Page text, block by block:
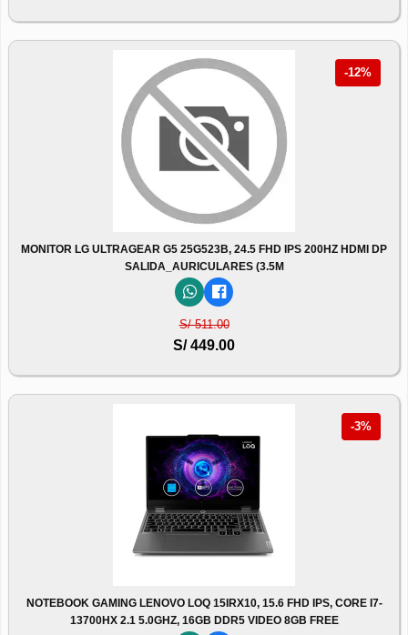
-12%
MONITOR LG ULTRAGEAR G5 25G523B, 24.5 FHD IPS 200HZ HDMI DP
SALIDA_AURICULARES (3.5M
S/ 511.00
S/ 449.00
-3%
NOTEBOOK GAMING LENOVO LOQ 15IRX10, 15.6 FHD IPS, CORE I7-
13700HX 2.1 5.0GHZ, 16GB DDR5 VIDEO 8GB FREE